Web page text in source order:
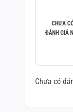
CHƯA
ĐÁNH GIÁ
Chưa có